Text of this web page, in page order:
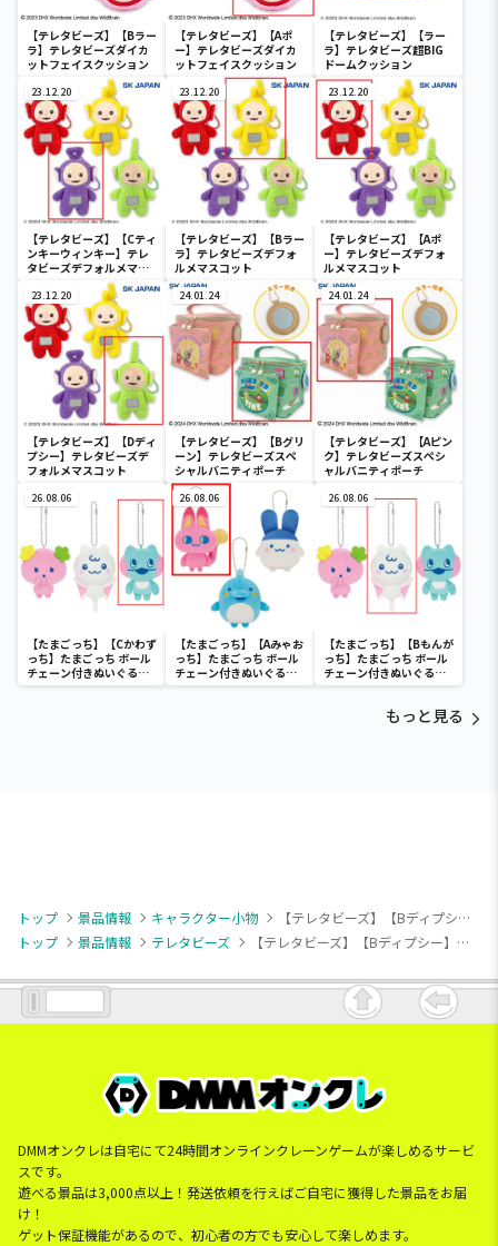
【テレタビーズ】【Bラー
ラ】テレタビーズダイカ
ットフェイスクッション
【テレタビーズ】【Aポ
ー】テレタビーズダイカ
ットフェイスクッション
【テレタビーズ】【ラー
ラ】テレタビーズ超BIG
ドームクッション
23.12.20
【テレタビーズ】【Cティ
ンキーウィンキー】テレ
タビーズデフォルメマス
23.12.20
【テレタビーズ】【Bラー
ラ】テレタビーズデフォ
ルメマスコット
23.12.20
【テレタビーズ】【Aポ
ー】テレタビーズデフォ
ルメマスコット
23.12.20
【テレタビーズ】【Dディ
プシー】テレタビーズデ
フォルメマスコット
24.01.24
【テレタビーズ】【Bグリ
ーン】テレタビーズスペ
シャルバニティポーチ
24.01.24
【テレタビーズ】【Aピン
ク】テレタビーズスペシ
ャルバニティポーチ
26.08.06
【たまごっち】【Cかわず
っち】たまごっち ボール
チェーン付きぬいぐるみ
～Tamagotchi
26.08.06
【たまごっち】【Aみゃお
っち】たまごっち ボール
チェーン付きぬいぐるみ
～Tamagotchi
26.08.06
【たまごっち】【Bもんが
っち】たまごっち ボール
チェーン付きぬいぐるみ
～Tamagotchi
もっと見る
トップ 景品情報 キャラクター小物
【テレタビーズ】【Bディプシー】テレタビーズ パステルデフォルメマスコット
トップ
景品情報 テレタビーズ 【テレタビーズ】【Bディプシー】テレタビーズ パステルデフォルメマスコット
DMMオンクレは自宅にて24時間オンラインクレーンゲームが楽しめるサービ
スです。
遊べる景品は3,000点以上！発送依頼を行えばご自宅に獲得した景品をお届
け！
ゲット保証機能があるので、初心者の方でも安心して楽しめます。